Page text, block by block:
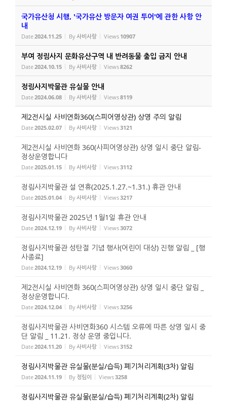
국가유산청 시행, '국가유산 방문자 여권 투어'에 관한 사항 안
내
Date2024.11.25 By사비사랑 Views 10907
부여 정림사지 문화유산구역 내 반려동물 출입 금지 안내
Date2024.10.15 By사비사랑 Views8262
정림사지박물관 유실물 안내
Date2024.06.08 By사비사랑 Views8119
제2전시실 사비연화360(스피어영상관) 상영 주의 알림
Date2025.02.07 By사비사랑 Views3121
제2전시실 사비연화 360(사피어영상관) 상영 일시 중단 알림-
정상운영합니다
Date2025.01.15 By사비사랑 Views3112
정림사지박물관 설 연휴(2025.1.27.~1.31.) 휴관 안내
Date2025.01.04 By사비사랑 Views3217
정림사지박물관 2025년 1월1일 휴관 안내
Date2024.12.19 By사비사랑 Views3072
정림사지박물관 성탄절 기념 행사(어린이 대상) 진행 알림 _ [행
사종료]
Date2024.12.19 By사비사랑 Views3060
제2전시실 사비연화 360(스피어영상관) 상영 일시 중단 알림 _
정상운영합니다.
Date2024.12.04 By사비사랑 Views3256
정림사지박물관 사비연화360 시스템 오류에 따른 상영 일시 중
단 알림 _ 11.21. 정상 운영 중입니다.
Date2024.11.20 By사비사랑 Views3152
정림사지박물관 유실물(분실/습득) 폐기처리계획(3차) 알림
Date2024.11.19 By 정림이 Views3258
정림사지박물관 유실물(분실/습득) 폐기처리계획(2차) 알림